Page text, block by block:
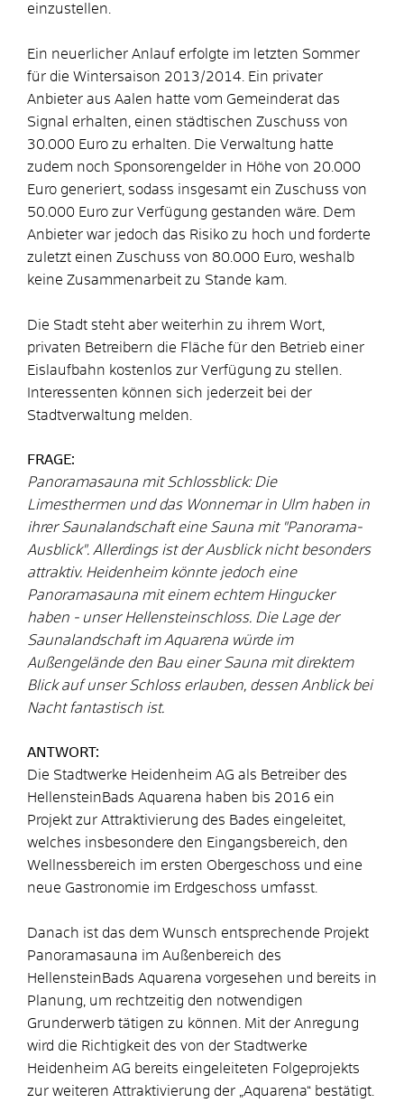
einzustellen.
Ein neuerlicher Anlauf erfolgte im letzten Sommer
für die Wintersaison 2013/2014. Ein privater
Anbieter aus Aalen hatte vom Gemeinderat das
Signal erhalten, einen städtischen Zuschuss von
30.000 Euro zu erhalten. Die Verwaltung hatte
zudem noch Sponsorengelder in Höhe von 20.000
Euro generiert, sodass insgesamt ein Zuschuss von
50.000 Euro zur Verfügung gestanden wäre. Dem
Anbieter war jedoch das Risiko zu hoch und forderte
zuletzt einen Zuschuss von 80.000 Euro, weshalb
keine Zusammenarbeit zu Stande kam.
Die Stadt steht aber weiterhin zu ihrem Wort,
privaten Betreibern die Fläche für den Betrieb einer
Eislaufbahn kostenlos zur Verfügung zu stellen.
Interessenten können sich jederzeit bei der
Stadtverwaltung melden.
FRAGE:
Panoramasauna mit Schlossblick: Die
Limesthermen und das Wonnemar in Ulm haben in
ihrer Saunalandschaft eine Sauna mit "Panorama-
Ausblick". Allerdings ist der Ausblick nicht besonders
attraktiv. Heidenheim könnte jedoch eine
Panoramasauna mit einem echtem Hingucker
haben - unser Hellensteinschloss. Die Lage der
Saunalandschaft im Aquarena würde im
Außengelände den Bau einer Sauna mit direktem
Blick auf unser Schloss erlauben, dessen Anblick bei
Nacht fantastisch ist.
ANTWORT:
Die Stadtwerke Heidenheim AG als Betreiber des
HellensteinBads Aquarena haben bis 2016 ein
Projekt zur Attraktivierung des Bades eingeleitet,
welches insbesondere den Eingangsbereich, den
Wellnessbereich im ersten Obergeschoss und eine
neue Gastronomie im Erdgeschoss umfasst.
Danach ist das dem Wunsch entsprechende Projekt
Panoramasauna im Außenbereich des
HellensteinBads Aquarena vorgesehen und bereits in
Planung, um rechtzeitig den notwendigen
Grunderwerb tätigen zu können. Mit der Anregung
wird die Richtigkeit des von der Stadtwerke
Heidenheim AG bereits eingeleiteten Folgeprojekts
zur weiteren Attraktivierung der „Aquarena“ bestätigt.